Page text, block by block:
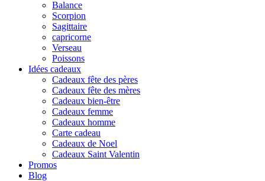
Balance
Scorpion
Sagittaire
capricorne
Verseau
Poissons
Idées cadeaux
Cadeaux fête des pères
Cadeaux fête des mères
Cadeaux bien-être
Cadeaux femme
Cadeaux homme
Carte cadeau
Cadeaux de Noel
Cadeaux Saint Valentin
Promos
Blog